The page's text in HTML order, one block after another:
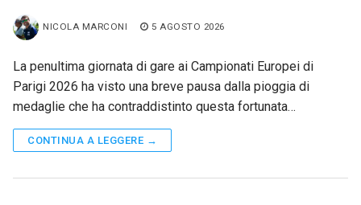
NICOLA MARCONI 5 AGOSTO 2026
La penultima giornata di gare ai Campionati Europei di
Parigi 2026 ha visto una breve pausa dalla pioggia di
medaglie che ha contraddistinto questa fortunata…
CONTINUA A LEGGERE →